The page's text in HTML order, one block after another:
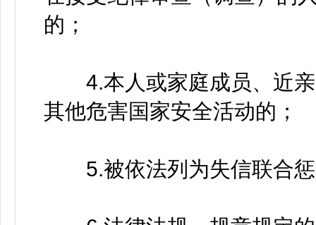
的；
4.本人或家庭成员、近亲
其他危害国家安全活动的；
5.被依法列为失信联合惩